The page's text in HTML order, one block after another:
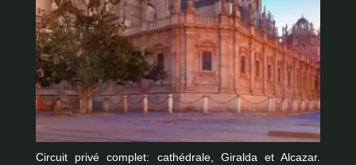
Circuit privé complet: cathédrale, Giralda et Alcazar.